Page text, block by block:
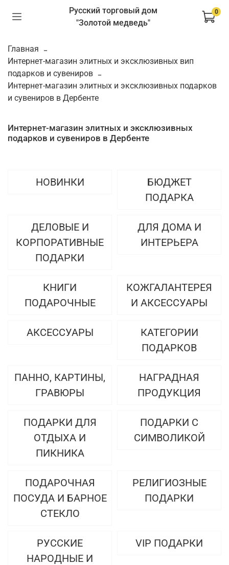
Русский торговый дом
"Золотой медведь"
0
Главная
Интернет-магазин элитных и эксклюзивных вип
подарков и сувениров
Интернет-магазин элитных и эксклюзивных подарков
и сувениров в Дербенте
Интернет-магазин элитных и эксклюзивных
подарков и сувениров в Дербенте
НОВИНКИ
БЮДЖЕТ
ПОДАРКА
ДЕЛОВЫЕ И
КОРПОРАТИВНЫЕ
ПОДАРКИ
ДЛЯ ДОМА И
ИНТЕРЬЕРА
КНИГИ
ПОДАРОЧНЫЕ
КОЖГАЛАНТЕРЕЯ
И АКСЕССУАРЫ
АКСЕССУАРЫ
КАТЕГОРИИ
ПОДАРКОВ
ПАННО, КАРТИНЫ,
ГРАВЮРЫ
НАГРАДНАЯ
ПРОДУКЦИЯ
ПОДАРКИ ДЛЯ
ОТДЫХА И
ПИКНИКА
ПОДАРКИ С
СИМВОЛИКОЙ
ПОДАРОЧНАЯ
ПОСУДА И БАРНОЕ
СТЕКЛО
РЕЛИГИОЗНЫЕ
ПОДАРКИ
РУССКИЕ
НАРОДНЫЕ И
VIP ПОДАРКИ